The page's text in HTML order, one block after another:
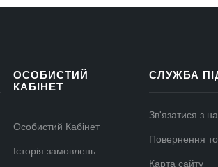
ОСОБИСТИЙ
КАБІНЕТ
Особистий Кабінет
Історія замовлень
СЛУЖБА
Зв'язатися з
Повернення
Карта сайту